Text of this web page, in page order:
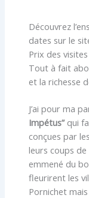
Découvrez
dates sur le
Prix des
Tout à fait
et la richesse
J’ai pour ma
Impétus”qui
conçues par
leurs coups
emmené du
fleurirent les
Pornichet